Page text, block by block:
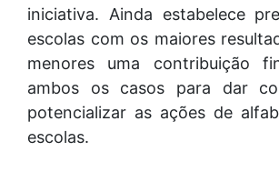
iniciativa. Ainda estabelece
escolas com os maiores
menores uma contribuição
ambos os casos para dar
potencializar as ações de
escolas.